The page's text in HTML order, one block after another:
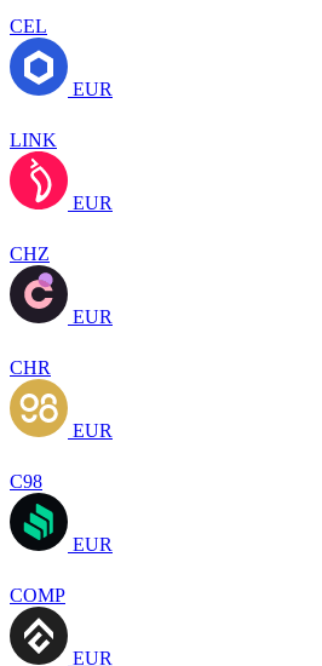
CEL
EUR
LINK
EUR
CHZ
EUR
CHR
EUR
C98
EUR
COMP
EUR